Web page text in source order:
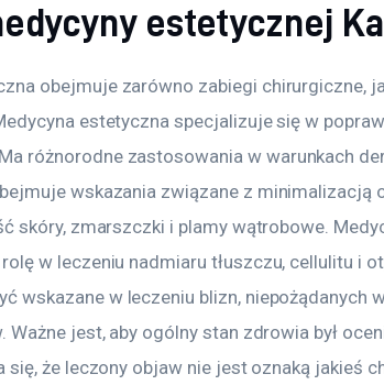
estetycznej
obejmuje zarówno zabiegi chirurgiczne,
estetyczna specjalizuje się w
różnorodne zastosowania w warunkach
wskazania związane z minimalizacją
skóry, zmarszczki i plamy wątrobowe.
w leczeniu nadmiaru tłuszczu, cellulitu i
wskazane w leczeniu blizn, niepożądanych
Ważne jest, aby ogólny stan zdrowia był
się, że leczony objaw nie jest oznaką jakieś